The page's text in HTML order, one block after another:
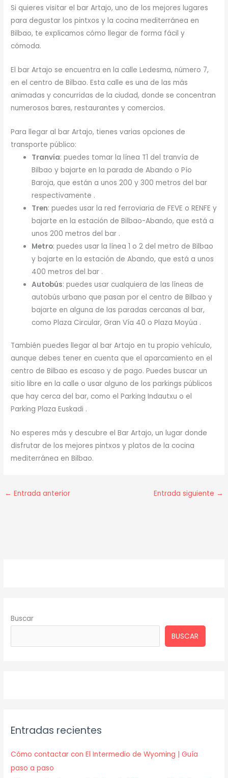
Si quieres visitar el bar Artajo, uno de los mejores lugares
para degustar los pintxos y la cocina mediterránea en
Bilbao, te explicamos cómo llegar de forma fácil y
cómoda.
El bar Artajo se encuentra en la calle Ledesma, número 7,
en el centro de Bilbao. Esta calle es una de las más
animadas y concurridas de la ciudad, donde se concentran
numerosos bares, restaurantes y comercios.
Para llegar al bar Artajo, tienes varias opciones de
transporte público:
Tranvía: puedes tomar la línea T1 del tranvía de
Bilbao y bajarte en la parada de Abando o Pío
Baroja, que están a unos 200 y 300 metros del bar
respectivamente .
Tren: puedes usar la red ferroviaria de FEVE o RENFE y
bajarte en la estación de Bilbao-Abando, que está a
unos 200 metros del bar .
Metro: puedes usar la línea 1 o 2 del metro de Bilbao
y bajarte en la estación de Abando, que está a unos
400 metros del bar .
Autobús: puedes usar cualquiera de las líneas de
autobús urbano que pasan por el centro de Bilbao y
bajarte en alguna de las paradas cercanas al bar,
como Plaza Circular, Gran Vía 40 o Plaza Moyúa .
También puedes llegar al bar Artajo en tu propio vehículo,
aunque debes tener en cuenta que el aparcamiento en el
centro de Bilbao es escaso y de pago. Puedes buscar un
sitio libre en la calle o usar alguno de los parkings públicos
que hay cerca del bar, como el Parking Indautxu o el
Parking Plaza Euskadi .
No esperes más y descubre el Bar Artajo, un lugar donde
disfrutar de los mejores pintxos y platos de la cocina
mediterránea en Bilbao.
← Entrada anterior Entrada siguiente →
Buscar
BUSCAR
Entradas recientes
Cómo contactar con El Intermedio de Wyoming | Guía
paso a paso